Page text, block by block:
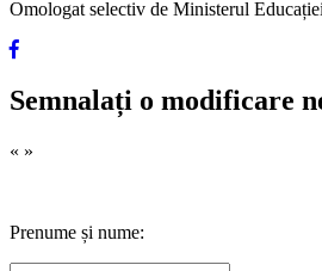
Omologat selectiv de Ministerul Educației
Semnalați o modificare
« »
Prenume și nume: